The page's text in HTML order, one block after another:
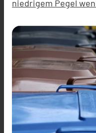
niedrigem Pegel